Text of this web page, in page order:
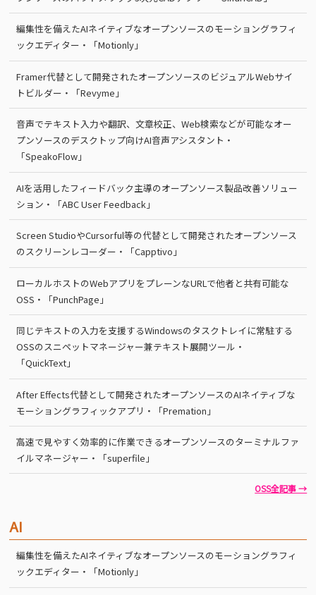
編集性を備えたAIネイティブなオープンソースのモーショングラフィ
ックエディター・「Motionly」
Framer代替として開発されたオープンソースのビジュアルWebサイ
トビルダー・「Revyme」
音声でテキスト入力や翻訳、文章校正、Web検索などが可能なオー
プンソースのデスクトップ向けAI音声アシスタント・
「SpeakoFlow」
AIを活用したフィードバック主導のオープンソース製品改善ソリュー
ション・「ABC User Feedback」
Screen StudioやCursorful等の代替として開発されたオープンソース
のスクリーンレコーダー・「Capptivo」
ローカルホストのWebアプリをプレーンなURLで他者と共有可能な
OSS・「PunchPage」
同じテキストの入力を支援するWindowsのタスクトレイに常駐する
OSSのスニペットマネージャー兼テキスト展開ツール・
「QuickText」
After Effects代替として開発されたオープンソースのAIネイティブな
モーショングラフィックアプリ・「Premation」
高速で見やすく効率的に作業できるオープンソースのターミナルファ
イルマネージャー・「superfile」
OSS全記事 →
AI
編集性を備えたAIネイティブなオープンソースのモーショングラフィ
ックエディター・「Motionly」